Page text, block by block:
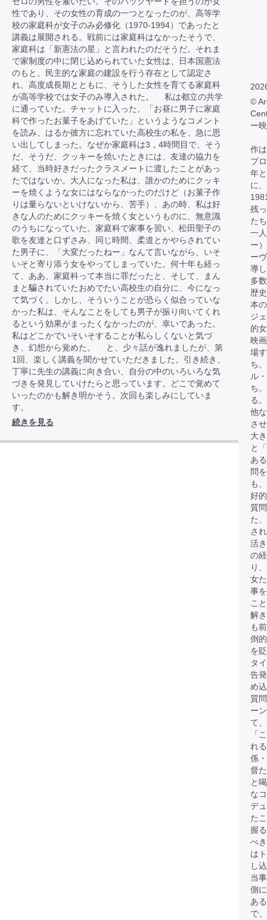
性であり、その女性の育成の一つとなったのが、高等学
校の家庭科が女子のみ必修化（1970-1994）であったと
講義は展開される。戦前には家庭科はなかったそうで、
家庭科は「新憲法の星」と言われたのだそうだ。それま
で家制度の中に閉じ込められていた女性は、日本国憲法
のもと、民主的な家庭の建設を行う存在として認定さ
れ、高度成長期とともに、そうした女性を育てる家庭科
が高等学校では女子のみ導入された。 私は都立の共学
に通っていた。チャットに入った、「お昼に男子に家庭
科で作ったお菓子をあげていた」というようなコメント
を読み、はるか彼方に忘れていた高校生の私を、急に思
い出してしまった。なぜか家庭科は3，4時間目で、そう
だ、そうだ、クッキーを焼いたときには、友達の協力を
経て、当時好きだったクラスメートに渡したことがあっ
たではないか。大人になった私は、誰かのためにクッキ
ーを焼くような女にはならなかったのだけど（お菓子作
りは量らないといけないから、苦手）、あの時、私は好
きな人のためにクッキーを焼く女というものに、無意識
のうちになっていた。家庭科で家事を習い、松田聖子の
歌を友達と口ずさみ、同じ時間、柔道とかやらされてい
た男子に、「大変だったねー」なんて言いながら、いそ
いそと寄り添う女をやってしまっていた。何十年も経っ
て、ああ、家庭科って本当に罪だったと、そして、まん
まと騙されていたおめでたい高校生の自分に、今になっ
て気づく。しかし、そういうことが恐らく似合っていな
かった私は、そんなことをしても男子が振り向いてくれ
るという効果がまったくなかったのが、幸いであった。
私はどこかでいそいそすることが私らしくないと気づ
き、幻想から覚めた。 と、少々話が逸れましたが、第
1回、楽しく講義を聞かせていただきました。引き続き、
丁寧に先生の講義に向き合い、自分の中のいろいろな気
づきを発見していけたらと思っています。どこで覚めて
いったのかも解き明かそう。次回も楽しみにしていま
す。
続きを見る
©
ー
作
プ
年
に
残
た
一
ー
ー
導
多
歴
本
ジ
的
映
場
ち
ル
ち
る
他
さ
大
と
あ
問
も
好
質
た
さ
活
の
り
女
事
こ
解
も
倒
を
タ
告
め
質
ー
て
「
れ
係
督
と
な
デ
た
握
べ
は
し
当
側
あ
で